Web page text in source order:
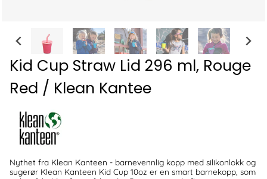
Kid Cup Straw Lid 296 ml, Rouge
Red / Klean Kantee
Nythet fra Klean Kanteen - barnevennlig kopp med silikonlokk og
sugerør Klean Kanteen Kid Cup 10oz er en smart barnekopp, som